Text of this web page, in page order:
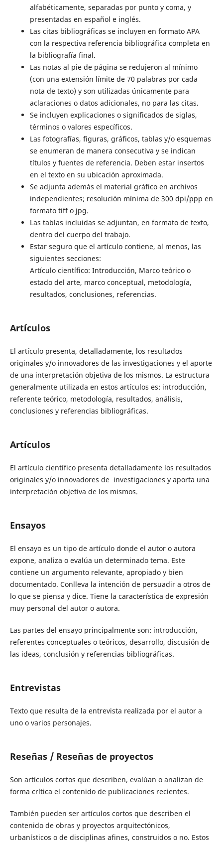
alfabéticamente, separadas por punto y coma, y
presentadas en español e inglés.
Las citas bibliográficas se incluyen en formato APA
con la respectiva referencia bibliográfica completa en
la bibliografía final.
Las notas al pie de página se redujeron al mínimo
(con una extensión límite de 70 palabras por cada
nota de texto) y son utilizadas únicamente para
aclaraciones o datos adicionales, no para las citas.
Se incluyen explicaciones o significados de siglas,
términos o valores específicos.
Las fotografías, figuras, gráficos, tablas y/o esquemas
se enumeran de manera consecutiva y se indican
títulos y fuentes de referencia. Deben estar insertos
en el texto en su ubicación aproximada.
Se adjunta además el material gráfico en archivos
independientes; resolución mínima de 300 dpi/ppp en
formato tiff o jpg.
Las tablas incluidas se adjuntan, en formato de texto,
dentro del cuerpo del trabajo.
Estar seguro que el artículo contiene, al menos, las
siguientes secciones:
Artículo científico: Introducción, Marco teórico o
estado del arte, marco conceptual, metodología,
resultados, conclusiones, referencias.
Artículos
El artículo presenta, detalladamente, los resultados
originales y/o innovadores de las investigaciones y el aporte
de una interpretación objetiva de los mismos. La estructura
generalmente utilizada en estos artículos es: introducción,
referente teórico, metodología, resultados, análisis,
conclusiones y referencias bibliográficas.
Artículos
El artículo científico presenta detalladamente los resultados
originales y/o innovadores de investigaciones y aporta una
interpretación objetiva de los mismos.
Ensayos
El ensayo es un tipo de artículo donde el autor o autora
expone, analiza o evalúa un determinado tema. Este
contiene un argumento relevante, apropiado y bien
documentado. Conlleva la intención de persuadir a otros de
lo que se piensa y dice. Tiene la característica de expresión
muy personal del autor o autora.
Las partes del ensayo principalmente son: introducción,
referentes conceptuales o teóricos, desarrollo, discusión de
las ideas, conclusión y referencias bibliográficas.
Entrevistas
Texto que resulta de la entrevista realizada por el autor a
uno o varios personajes.
Reseñas / Reseñas de proyectos
Son artículos cortos que describen, evalúan o analizan de
forma crítica el contenido de publicaciones recientes.
También pueden ser artículos cortos que describen el
contenido de obras y proyectos arquitectónicos,
urbanísticos o de disciplinas afines, construidos o no. Estos